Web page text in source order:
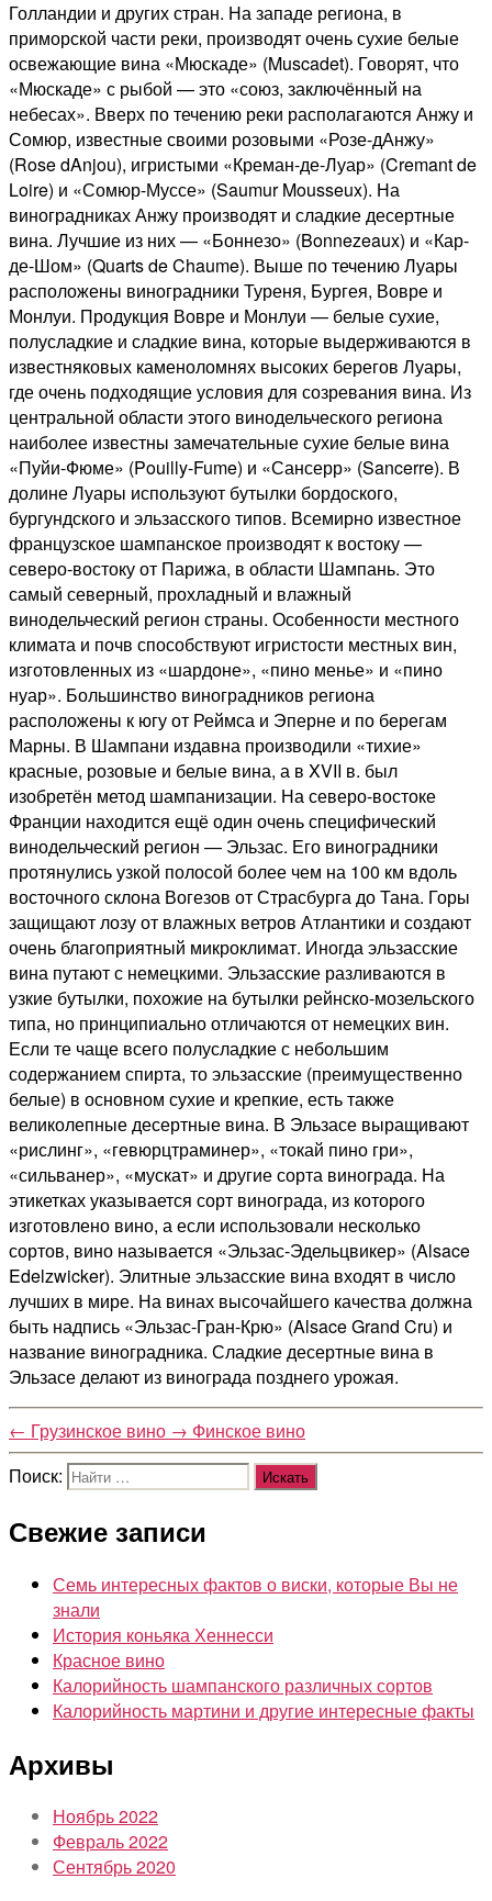
Голландии и других стран. На западе региона, в
приморской части реки, производят очень сухие белые
освежающие вина «Мюскаде» (Muscadet). Говорят, что
«Мюскаде» с рыбой — это «союз, заключённый на
небесах». Вверх по течению реки располагаются Анжу и
Сомюр, известные своими розовыми «Розе-дАнжу»
(Rose dAnjou), игристыми «Креман-де-Луар» (Cremant de
Loire) и «Сомюр-Муссе» (Saumur Mousseux). На
виноградниках Анжу производят и сладкие десертные
вина. Лучшие из них — «Боннезо» (Bonnezeaux) и «Кар-
де-Шом» (Quarts de Chaume). Выше по течению Луары
расположены виноградники Туреня, Бургея, Вовре и
Монлуи. Продукция Вовре и Монлуи — белые сухие,
полусладкие и сладкие вина, которые выдерживаются в
известняковых каменоломнях высоких берегов Луары,
где очень подходящие условия для созревания вина. Из
центральной области этого винодельческого региона
наиболее известны замечательные сухие белые вина
«Пуйи-Фюме» (Pouilly-Fume) и «Сансерр» (Sancerre). В
долине Луары используют бутылки бордоского,
бургундского и эльзасского типов. Всемирно известное
французское шампанское производят к востоку —
северо-востоку от Парижа, в области Шампань. Это
самый северный, прохладный и влажный
винодельческий регион страны. Особенности местного
климата и почв способствуют игристости местных вин,
изготовленных из «шардоне», «пино менье» и «пино
нуар». Большинство виноградников региона
расположены к югу от Реймса и Эперне и по берегам
Марны. В Шампани издавна производили «тихие»
красные, розовые и белые вина, а в XVII в. был
изобретён метод шампанизации. На северо-востоке
Франции находится ещё один очень специфический
винодельческий регион — Эльзас. Его виноградники
протянулись узкой полосой более чем на 100 км вдоль
восточного склона Вогезов от Страсбурга до Тана. Горы
защищают лозу от влажных ветров Атлантики и создают
очень благоприятный микроклимат. Иногда эльзасские
вина путают с немецкими. Эльзасские разливаются в
узкие бутылки, похожие на бутылки рейнско-мозельского
типа, но принципиально отличаются от немецких вин.
Если те чаще всего полусладкие с небольшим
содержанием спирта, то эльзасские (преимущественно
белые) в основном сухие и крепкие, есть также
великолепные десертные вина. В Эльзасе выращивают
«рислинг», «гевюрцтраминер», «токай пино гри»,
«сильванер», «мускат» и другие сорта винограда. На
этикетках указывается сорт винограда, из которого
изготовлено вино, а если использовали несколько
сортов, вино называется «Эльзас-Эдельцвикер» (Alsace
Edelzwicker). Элитные эльзасские вина входят в число
лучших в мире. На винах высочайшего качества должна
быть надпись «Эльзас-Гран-Крю» (Alsace Grand Cru) и
название виноградника. Сладкие десертные вина в
Эльзасе делают из винограда позднего урожая.
← Грузинское вино → Финское вино
Поиск:
Свежие записи
Семь интересных фактов о виски, которые Вы не
знали
История коньяка Хеннесси
Красное вино
Калорийность шампанского различных сортов
Калорийность мартини и другие интересные факты
Архивы
Ноябрь 2022
Февраль 2022
Сентябрь 2020